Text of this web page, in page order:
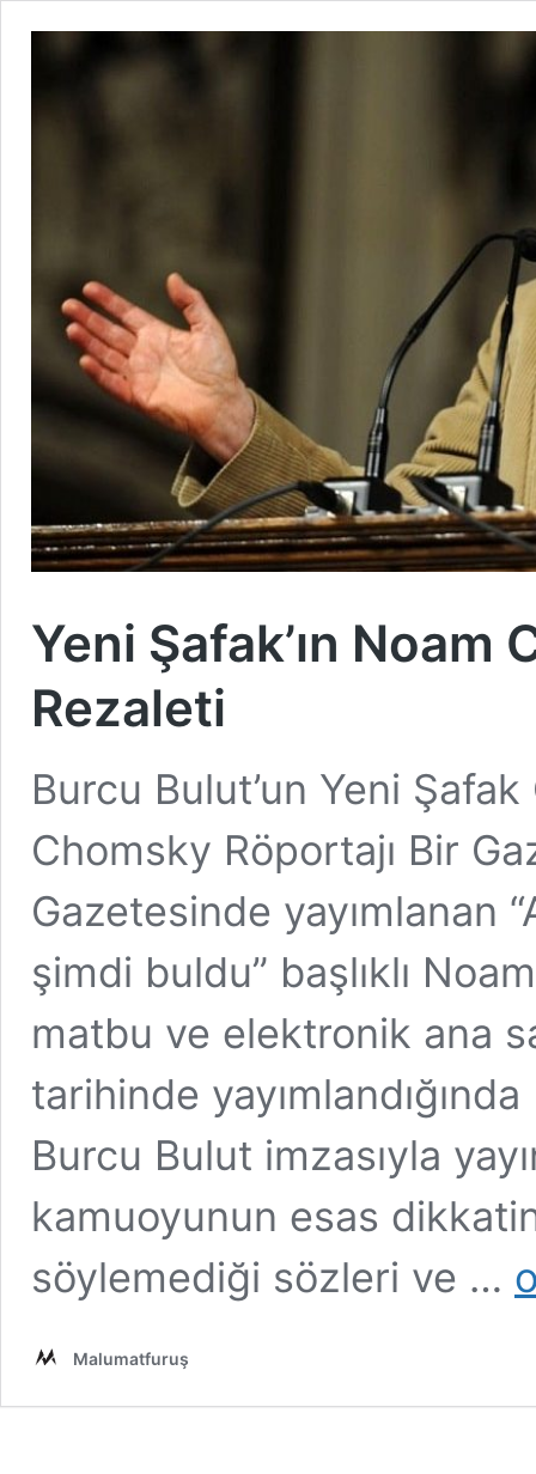
Yeni Şafak’ın Noam
Rezaleti
Burcu Bulut’un Yeni
Chomsky Röportajı Bir
Gazetesinde yayımlanan
şimdi buldu” başlıklı
matbu ve elektronik ana
tarihinde
Burcu Bulut imzasıyla
kamuoyunun esas
söylemediği sözleri ve …
Malumatfuruş